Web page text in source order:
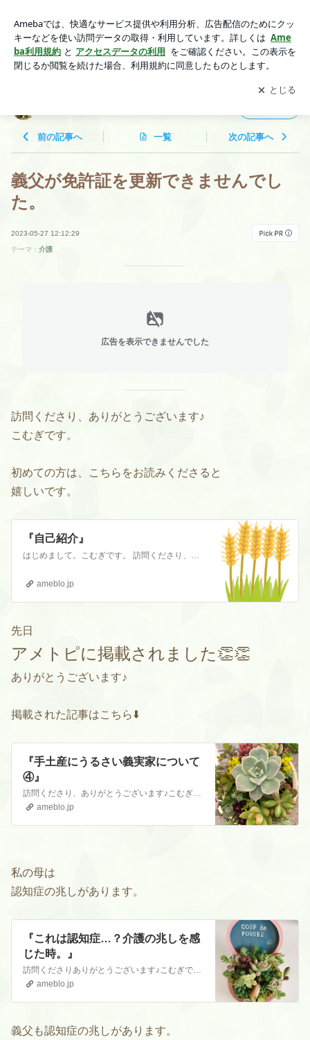
は三寒四温〜アプリをダウンロードして ブログの更新通知
を受け取りまし
ょう。
開く
前の記事へ 一覧 次の記事へ
義父が免許証を更新できませんでし
た。
2023-05-27 12:12:29
テーマ： 介護
広告を表示できませんでした
訪問くださり、ありがとうございます♪
こむぎです。
初めての方は、こちらをお読みくださると
嬉しいです。
『自己紹介』
はじめまして。こむぎです。 訪問くださり、ありがとうございます。 私の夫はADHDです。数年前、40代後半で診断されました。いわゆる大人の発達障害です。 発達…
ameblo.jp
先日
アメトピに掲載されました👏👏
ありがとうございます♪
掲載された記事はこちら⬇️
『手土産にうるさい義実家について
④』
訪問くださり、ありがとうございます♪こむぎです。初めての方は、こちらをお読みくださると嬉しいです。『自己紹介』はじめまして。こむぎです。 訪問くださり、ありが…
ameblo.jp
私の母は
認知症の兆しがあります。
『これは認知症…？介護の兆しを感
じた時。』
訪問くださりありがとうございます♪こむぎです。初めての方は、こちらをお読みくださると嬉しいです。『自己紹介』はじめまして。こむぎです。 訪問くださり、ありがと…
ameblo.jp
義父も認知症の兆しがあります。